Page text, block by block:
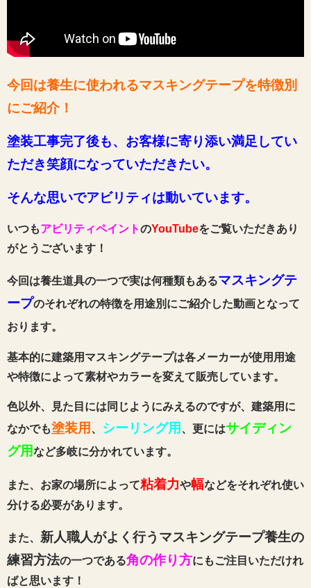
今回は養生に使われるマスキングテープを特徴別
にご紹介！
塗装工事完了後も、お客様に寄り添い満足してい
ただき笑顔になっていただきたい。
そんな思いでアビリティは動いています。
いつもアビリティペイントのYouTubeをご覧いただきあり
がとうございます！
今回は養生道具の一つで実は何種類もあるマスキングテ
ープのそれぞれの特徴を用途別にご紹介した動画となって
おります。
基本的に建築用マスキングテープは各メーカーが使用用途
や特徴によって素材やカラーを変えて販売しています。
色以外、見た目には同じようにみえるのですが、建築用に
なかでも塗装用 、 シーリング用 、更にはサイディン
グ用など多岐に分かれています。
また、お家の場所によって粘着力や幅などをそれぞれ使い
分ける必要があります。
また、 新人職人がよく行うマスキングテープ養生の
練習方法の一つである角の作り方にもご注目いただけれ
ばと思います！